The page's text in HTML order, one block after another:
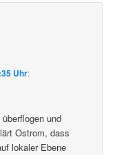
Uhr:
und
Ostrom, dass
lokaler Ebene